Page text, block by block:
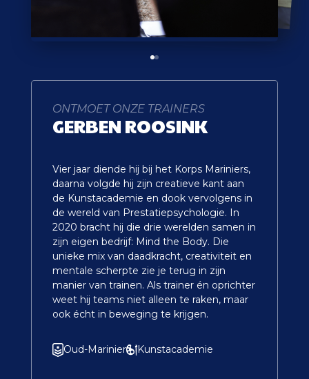
ONTMOET ONZE TRAINERS
GERBEN ROOSINK
Vier jaar diende hij bij het Korps Mariniers,
daarna volgde hij zijn creatieve kant aan
de Kunstacademie en dook vervolgens in
de wereld van Prestatiepsychologie. In
2020 bracht hij die drie werelden samen in
zijn eigen bedrijf: Mind the Body. Die
unieke mix van daadkracht, creativiteit en
mentale scherpte zie je terug in zijn
manier van trainen. Als trainer én oprichter
weet hij teams niet alleen te raken, maar
ook écht in beweging te krijgen.
Oud-Marinier Kunstacademie
Na 14 jaar in het bedrijfsleven gooide
Coen in 2002 het roer om en richtte zich
volledig op teamontwikkeling. Inmiddels
heeft hij 25 jaar ervaring als
teamontwikkelaar en 20 jaar als therapeut,
waarbij hij vooral werkt met topkader,
DGA’s en executives. Hij staat bekend om
zijn warme, directe stijl vol humor en
provocatie. Zijn expertise ligt in een
intuïtieve aanpak, gevoed door een rijke
werk- en levenservaring. Coen geniet
en mensen terug in hun ‘can do’-stand te
zetten.